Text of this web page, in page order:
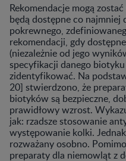
Rekomendacje mogą
będą dostępne co najmniej
pokrewnego,
rekomendacji, gdy
(niezależnie od jego
specyfikacji danego
zidentyfikować. Na
20] stwierdzono, że
biotyków są bezpieczne,
prawidłowy wzrost.
jak: rzadsze stosowanie
występowanie kolki.
rozważany osobno.
preparaty dla niemowląt z